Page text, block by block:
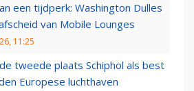
een tijdperk: Washington Dulles
van Mobile Lounges
11:25
tweede plaats Schiphol als best
Europese luchthaven